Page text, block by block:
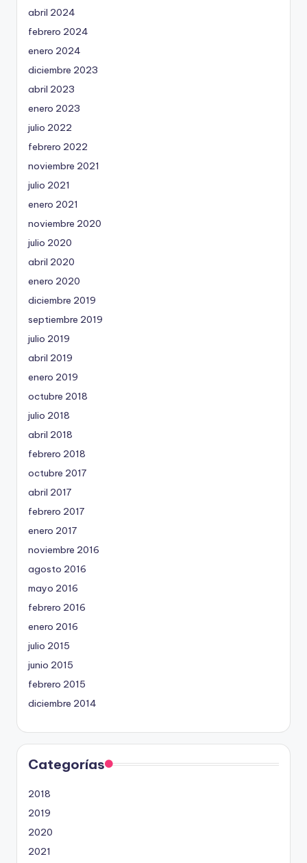
abril 2024
febrero 2024
enero 2024
diciembre 2023
abril 2023
enero 2023
julio 2022
febrero 2022
noviembre 2021
julio 2021
enero 2021
noviembre 2020
julio 2020
abril 2020
enero 2020
diciembre 2019
septiembre 2019
julio 2019
abril 2019
enero 2019
octubre 2018
julio 2018
abril 2018
febrero 2018
octubre 2017
abril 2017
febrero 2017
enero 2017
noviembre 2016
agosto 2016
mayo 2016
febrero 2016
enero 2016
julio 2015
junio 2015
febrero 2015
diciembre 2014
Categorías
2018
2019
2020
2021